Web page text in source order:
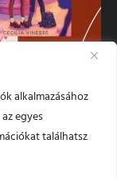
alkalmazásához
egyes
találhatsz